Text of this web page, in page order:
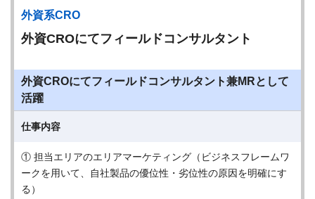
外資系CRO
外資CROにてフィールドコンサルタント
外資CROにてフィールドコンサルタント兼MRとして
活躍
仕事内容
① 担当エリアのエリアマーケティング（ビジネスフレームワ
ークを用いて、自社製品の優位性・劣位性の原因を明確にす
る）